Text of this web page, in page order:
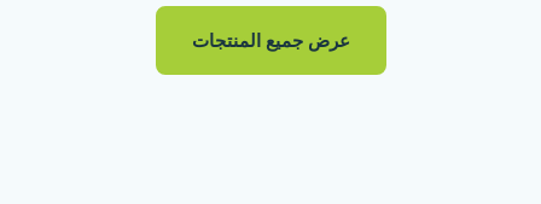
عرض جميع المنتجات